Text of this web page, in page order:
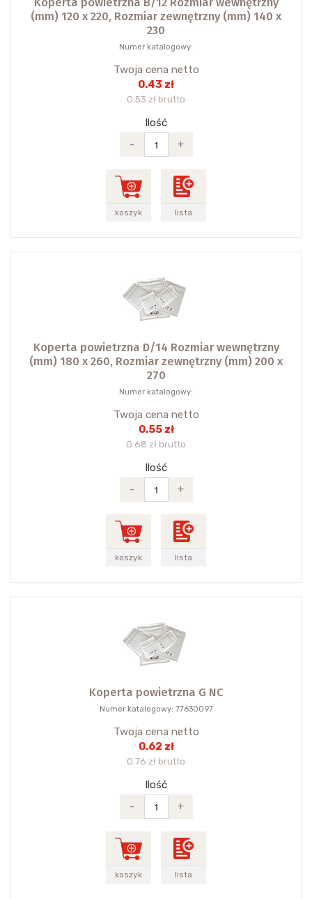
(mm) 120 x 220, Rozmiar zewnętrzny (mm) 140 x
230
Numer katalogowy:
Twoja cena netto
0.43 zł
0.53 zł brutto
Ilość
-
+
koszyk lista
Koperta powietrzna D/14 Rozmiar wewnętrzny
(mm) 180 x 260, Rozmiar zewnętrzny (mm) 200 x
270
Numer katalogowy:
Twoja cena netto
0.55 zł
0.68 zł brutto
Ilość
-
+
koszyk lista
Koperta powietrzna G NC
Numer katalogowy: 77630097
Twoja cena netto
0.62 zł
0.76 zł brutto
Ilość
-
+
koszyk lista